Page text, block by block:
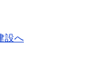
設へ